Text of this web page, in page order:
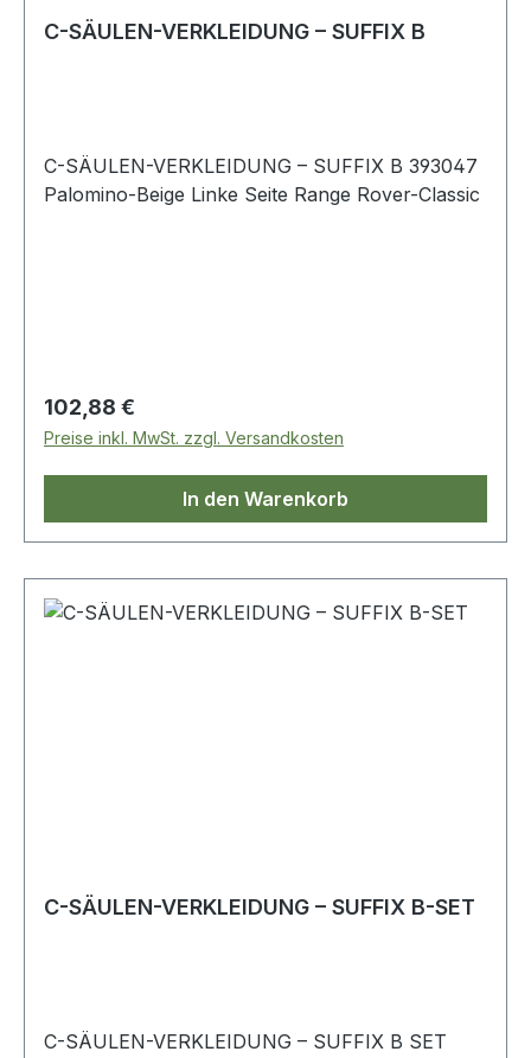
C-SÄULEN-VERKLEIDUNG – SUFFIX B
C-SÄULEN-VERKLEIDUNG – SUFFIX B 393047
Palomino-Beige Linke Seite Range Rover-Classic
Regulärer Preis:
102,88 €
Preise inkl. MwSt. zzgl. Versandkosten
In den Warenkorb
C-SÄULEN-VERKLEIDUNG – SUFFIX B-SET
C-SÄULEN-VERKLEIDUNG – SUFFIX B SET